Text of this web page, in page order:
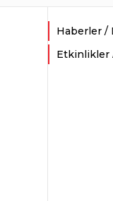
Haberler /
Etkinlikler